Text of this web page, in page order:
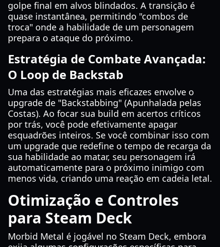
golpe final em alvos blindados. A transição é
quase instantânea, permitindo "combos de
troca" onde a habilidade de um personagem
prepara o ataque do próximo.
Estratégia de Combate Avançada:
O Loop de Backstab
Uma das estratégias mais eficazes envolve o
upgrade de "Backstabbing" (Apunhalada pelas
Costas). Ao focar sua build em acertos críticos
por trás, você pode efetivamente apagar
esquadrões inteiros. Se você combinar isso com
um upgrade que redefine o tempo de recarga da
sua habilidade ao matar, seu personagem irá
automaticamente para o próximo inimigo com
menos vida, criando uma reação em cadeia letal.
Otimização e Controles
para Steam Deck
Morbid Metal é jogável no Steam Deck, embora